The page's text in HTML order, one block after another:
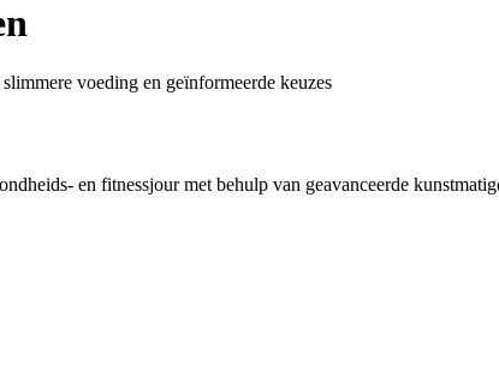
voeding en geïnformeerde keuzes
en fitnessjour met behulp van geavanceerde